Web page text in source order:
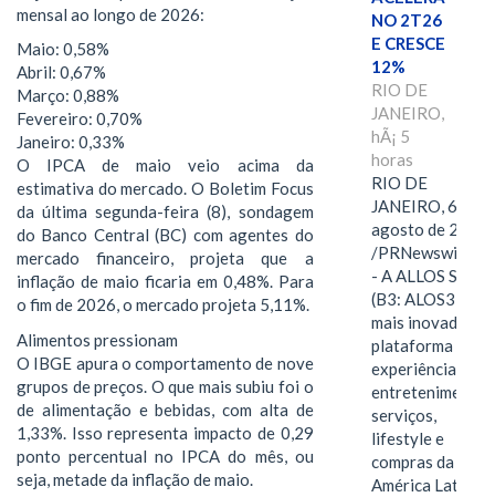
mensal ao longo de 2026:
Maio: 0,58%
Abril: 0,67%
Março: 0,88%
Fevereiro: 0,70%
Janeiro: 0,33%
O IPCA de maio veio acima da
estimativa do mercado. O Boletim Focus
da última segunda-feira (8), sondagem
do Banco Central (BC) com agentes do
mercado financeiro, projeta que a
inflação de maio ficaria em 0,48%. Para
o fim de 2026, o mercado projeta 5,11%.
Alimentos pressionam
O IBGE apura o comportamento de nove
grupos de preços. O que mais subiu foi o
de alimentação e bebidas, com alta de
1,33%. Isso representa impacto de 0,29
ponto percentual no IPCA do mês, ou
seja, metade da inflação de maio.
NO 2T26
E CRESCE
12%
RIO DE
JANEIRO,
hÃ¡ 5
horas
RIO DE
JANEIRO, 6 de
agosto de 2026
/PRNewswire/ -
- A ALLOS S.A.
(B3: ALOS3), a
mais inovadora
plataforma de
experiências,
entretenimento,
serviços,
lifestyle e
compras da
América Latina